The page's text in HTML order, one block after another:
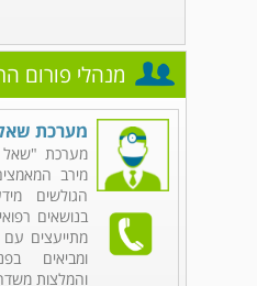
מנהלי פורום
מערכת
מערכת
מירב
הגולשים
בנושאים
מתייעצים
ומביאים
והמלצות